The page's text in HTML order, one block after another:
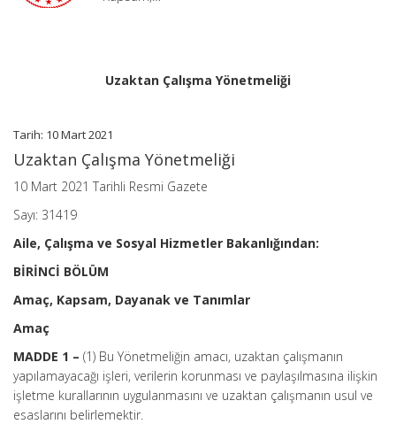
Uzaktan Çalışma Yönetmeliği
Tarih: 10 Mart 2021
Uzaktan Çalışma Yönetmeliği
10 Mart 2021 Tarihli Resmi Gazete
Sayı: 31419
Aile, Çalışma ve Sosyal Hizmetler Bakanlığından:
BİRİNCİ BÖLÜM
Amaç, Kapsam, Dayanak ve Tanımlar
Amaç
MADDE 1 – (1) Bu Yönetmeliğin amacı, uzaktan çalışmanın
yapılamayacağı işleri, verilerin korunması ve paylaşılmasına ilişkin
işletme kurallarının uygulanmasını ve uzaktan çalışmanın usul ve
esaslarını belirlemektir.